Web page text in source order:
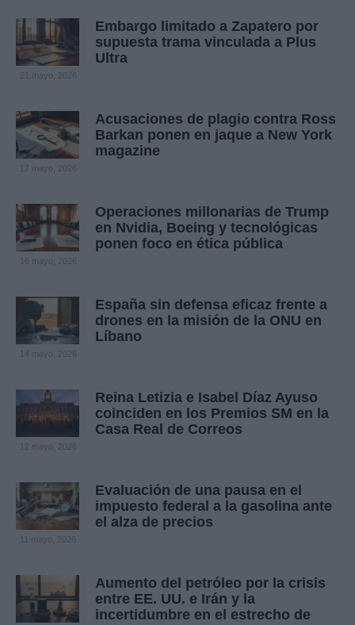
Embargo limitado a Zapatero por
supuesta trama vinculada a Plus
Ultra
21 mayo, 2026
Acusaciones de plagio contra Ross
Barkan ponen en jaque a New York
magazine
17 mayo, 2026
Operaciones millonarias de Trump
en Nvidia, Boeing y tecnológicas
ponen foco en ética pública
16 mayo, 2026
España sin defensa eficaz frente a
drones en la misión de la ONU en
Líbano
14 mayo, 2026
Reina Letizia e Isabel Díaz Ayuso
coinciden en los Premios SM en la
Casa Real de Correos
12 mayo, 2026
Evaluación de una pausa en el
impuesto federal a la gasolina ante
el alza de precios
11 mayo, 2026
Aumento del petróleo por la crisis
entre EE. UU. e Irán y la
incertidumbre en el estrecho de